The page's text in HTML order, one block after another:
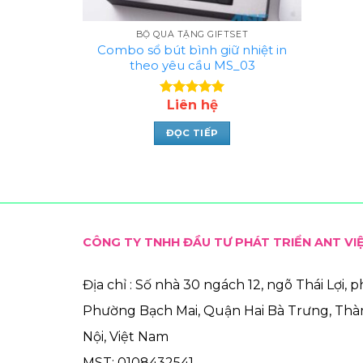
BỘ QUÀ TẶNG GIFTSET
Combo sổ bút bình giữ nhiệt in
theo yêu cầu MS_03
Được xếp
hạng5.00
5 sao
Liên hệ
ĐỌC TIẾP
CÔNG TY TNHH ĐẦU TƯ PHÁT TRIỂN ANT
Địa chỉ : Số nhà 30 ngách 12, ngõ Thái Lợi,
Phường Bạch Mai, Quận Hai Bà Trưng,
Nội, Việt Nam